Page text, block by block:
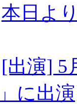
本日よ
[出演] 5
に出演